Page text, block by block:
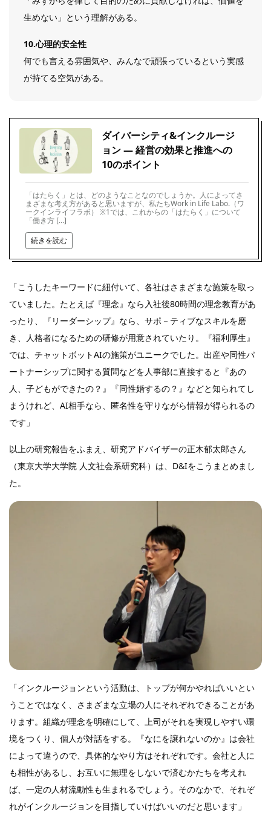
生めない」という理解がある。
10.心理的安全性
何でも言える雰囲気や、みんなで頑張っているという実感
が持てる空気がある。
ダイバーシティ&インクルージ
ョン ― 経営の効果と推進への
10のポイント
「はたらく」とは、どのようなことなのでしょうか。人によってさ
まざまな考え方があると思いますが、私たちWork in Life Labo.（ワ
ークインライフラボ） ※1では、これからの「はたらく」について
「働き方 […]
続きを読む
「こうしたキーワードに紐付いて、各社はさまざまな施策を取っ
ていました。たとえば『理念』なら入社後80時間の理念教育があ
ったり、『リーダーシップ』なら、サポ－ティブなスキルを磨
き、人格者になるための研修が用意されていたり。『福利厚生』
では、チャットボットAIの施策がユニークでした。出産や同性パ
ートナーシップに関する質問などを人事部に直接すると『あの
人、子どもができたの？』『同性婚するの？』などと知られてし
まうけれど、AI相手なら、匿名性を守りながら情報が得られるの
です」
以上の研究報告をふまえ、研究アドバイザーの正木郁太郎さん
（東京大学大学院 人文社会系研究科）は、D&Iをこうまとめまし
た。
「インクルージョンという活動は、トップが何かやればいいとい
うことではなく、さまざまな立場の人にそれぞれできることがあ
ります。組織が理念を明確にして、上司がそれを実現しやすい環
境をつくり、個人が対話をする。『なにを譲れないのか』は会社
によって違うので、具体的なやり方はそれぞれです。会社と人に
も相性があるし、お互いに無理をしないで済むかたちを考えれ
ば、一定の人材流動性も生まれるでしょう。そのなかで、それぞ
れがインクルージョンを目指していけばいいのだと思います」